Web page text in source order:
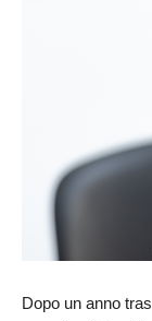
Dopo un anno